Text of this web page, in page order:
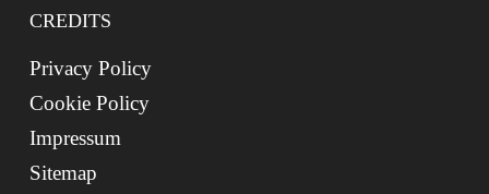
CREDITS
Privacy Policy
Cookie Policy
Impressum
Sitemap